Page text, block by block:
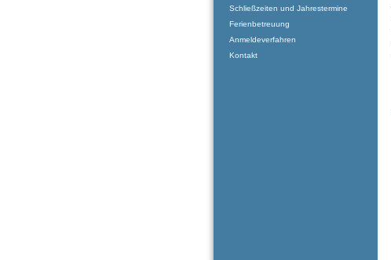
Schließzeiten und Jahrestermine
Ferienbetreuung
Anmeldeverfahren
Kontakt